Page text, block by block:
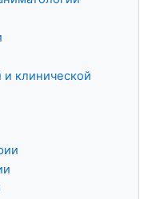
клинической